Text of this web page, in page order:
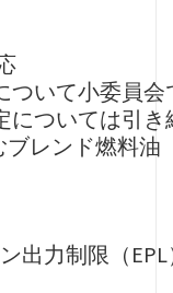
ついて小委員会
ついては引
レンド燃料
出力制限（